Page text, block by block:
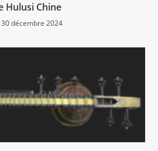
Hulusi Chine
30 décembre 2024